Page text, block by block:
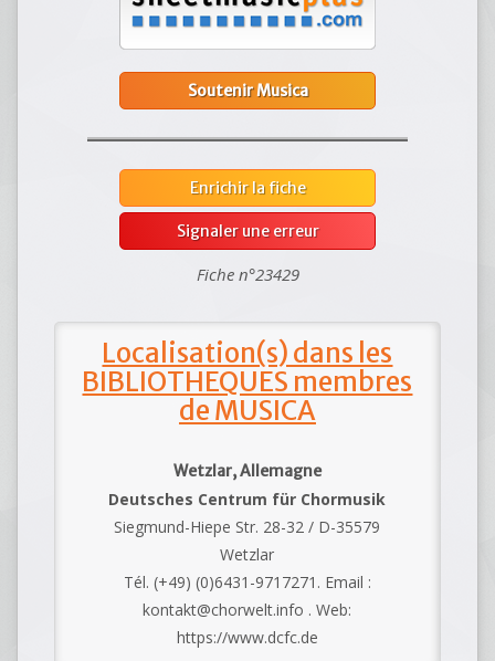
Soutenir Musica
Enrichir la fiche
Signaler une erreur
Fiche n°23429
Localisation(s) dans les
BIBLIOTHEQUES membres
de MUSICA
Wetzlar, Allemagne
Deutsches Centrum für Chormusik
Siegmund-Hiepe Str. 28-32 / D-35579
Wetzlar
Tél. (+49) (0)6431-9717271. Email :
kontakt@chorwelt.info . Web:
https://www.dcfc.de